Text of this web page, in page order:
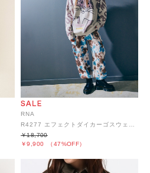
RNA
￥9,900 （47%OFF）
￥18,700